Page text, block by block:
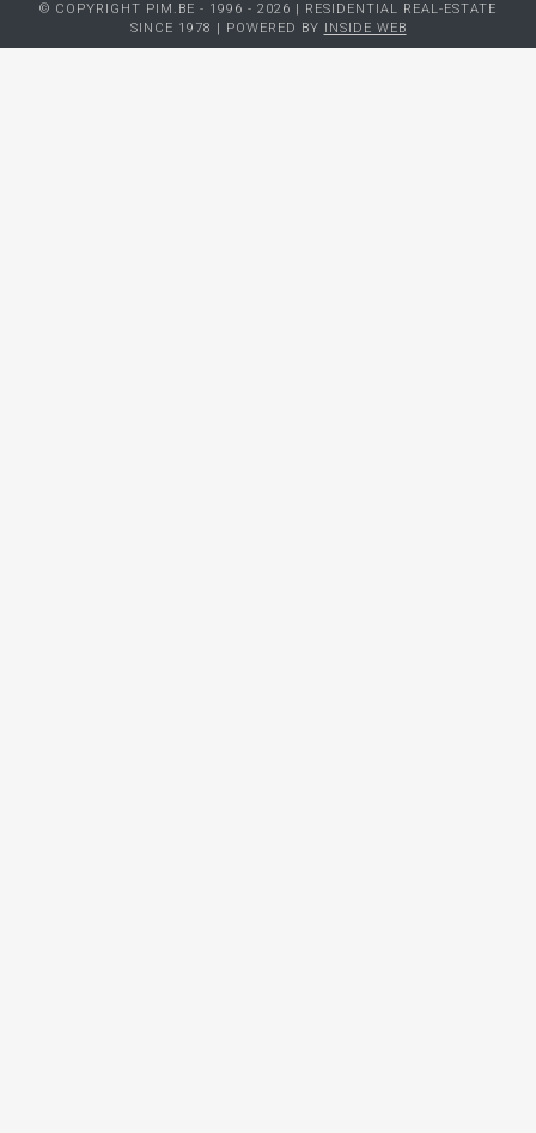
© COPYRIGHT PIM.BE - 1996 - 2026 | RESIDENTIAL REAL-ESTATE
SINCE 1978 | POWERED BY INSIDE WEB